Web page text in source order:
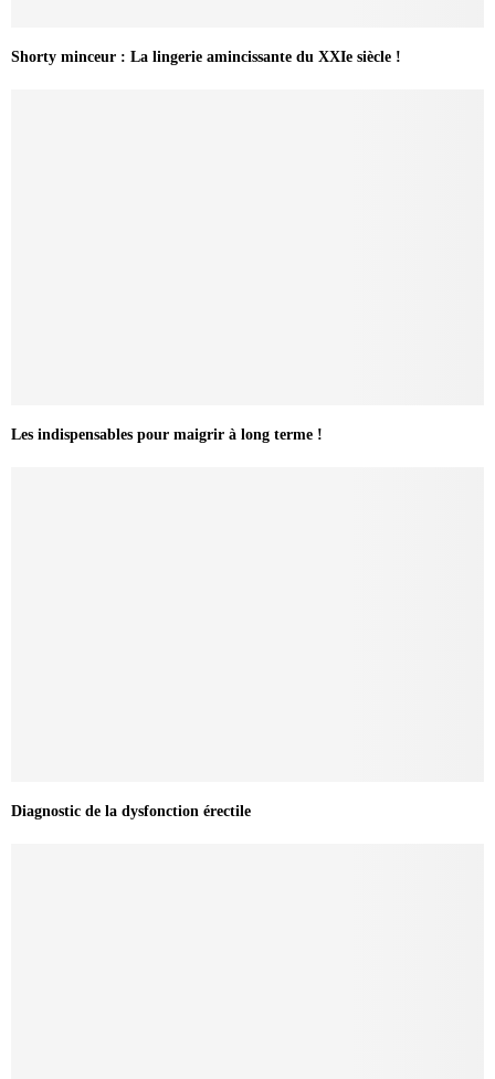
Shorty minceur : La lingerie amincissante du XXIe siècle !
Les indispensables pour maigrir à long terme !
Diagnostic de la dysfonction érectile